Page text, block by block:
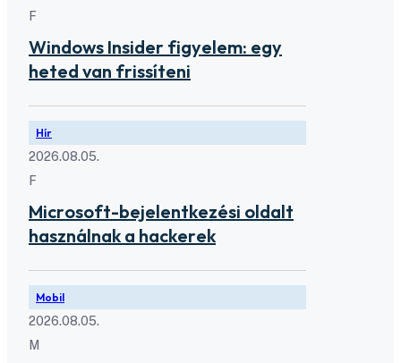
F
Windows Insider figyelem: egy
heted van frissíteni
Hír
2026.08.05.
F
Microsoft-bejelentkezési oldalt
használnak a hackerek
Mobil
2026.08.05.
M